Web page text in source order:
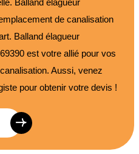
de canalisation
Balland élagueur
est votre allié pour vos
Aussi, venez
pour obtenir votre devis !